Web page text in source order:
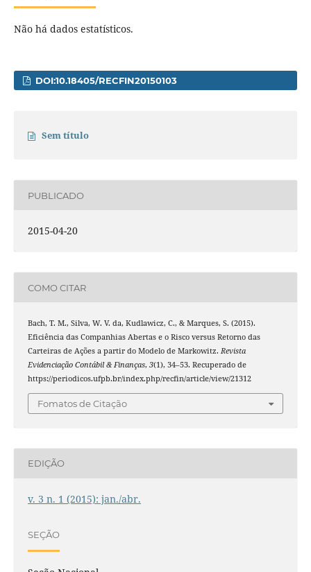
Não há dados estatísticos.
DOI:10.18405/RECFIN20150103
Sem título
PUBLICADO
2015-04-20
COMO CITAR
Bach, T. M., Silva, W. V. da, Kudlawicz, C., & Marques, S. (2015).
Eficiência das Companhias Abertas e o Risco versus Retorno das
Carteiras de Ações a partir do Modelo de Markowitz. Revista
Evidenciação Contábil & Finanças, 3(1), 34–53. Recuperado de
https://periodicos.ufpb.br/index.php/recfin/article/view/21312
Fomatos de Citação
EDIÇÃO
v. 3 n. 1 (2015): jan./abr.
SEÇÃO